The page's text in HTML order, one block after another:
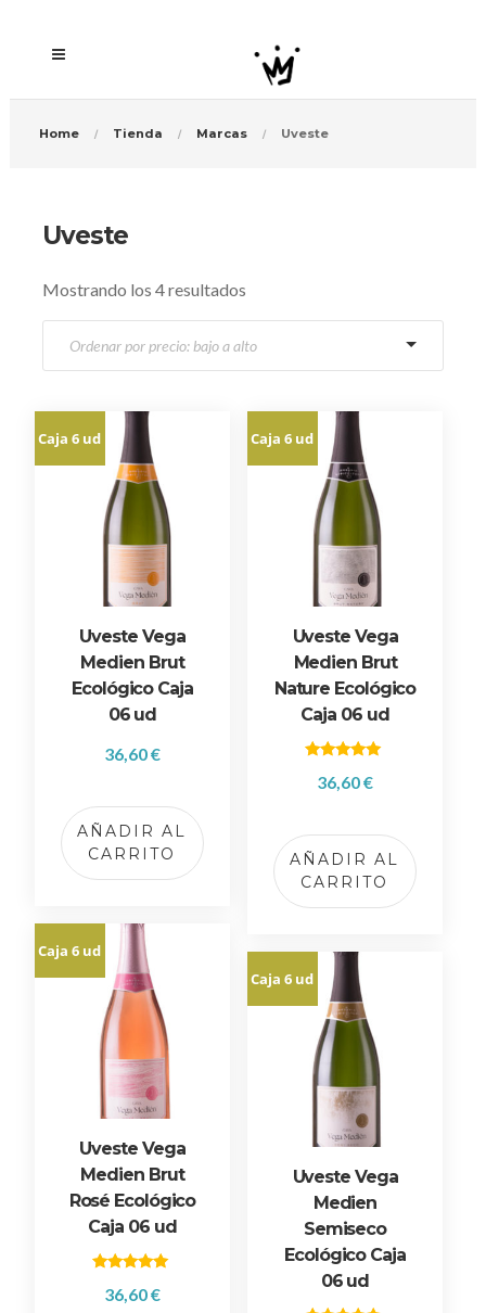
Home Tienda Marcas Uveste
Uveste
Mostrando los 4 resultadosO
d
e
a
d
o
Caja 6 ud
Uveste Vega
Medien Brut
Ecológico Caja
06 ud
36,60€
AÑADIR AL
CARRITO
Caja 6 ud
Uveste Vega
Medien Brut
Nature Ecológico
Caja 06 ud
con36,60€
AÑADIR AL
CARRITO
Caja 6 ud
Uveste Vega
Medien Brut
Rosé Ecológico
Caja 06 ud
con36,60€
Caja 6 ud
Uveste Vega
Medien
Semiseco
Ecológico Caja
06 ud